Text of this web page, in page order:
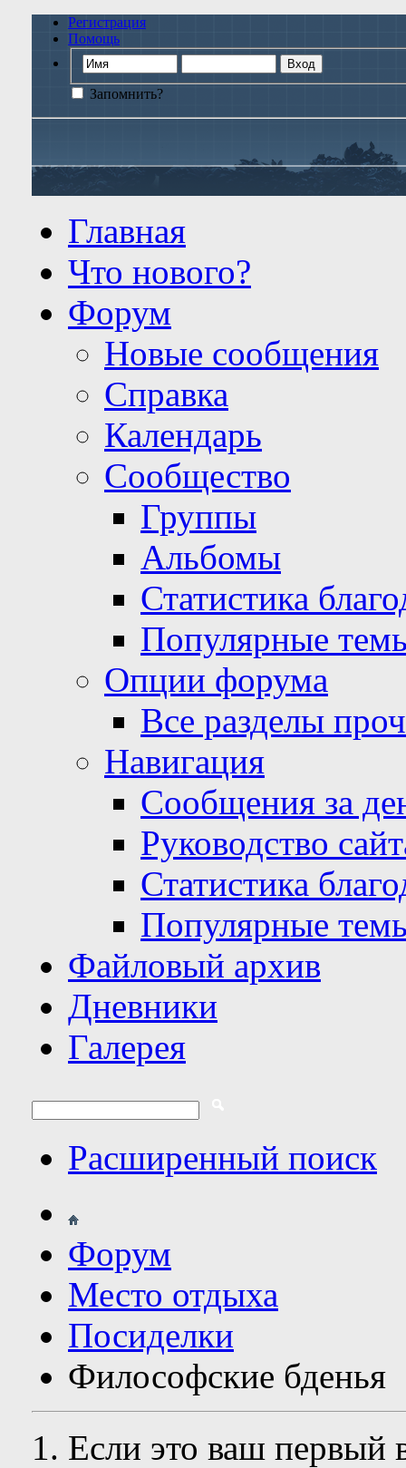
Регистрация
Помощь
Запомнить?
Главная
Что нового?
Форум
Новые сообщения
Справка
Календарь
Сообщество
Группы
Альбомы
Статистика
Популярные
Опции форума
Все разделы
Навигация
Сообщения за
Руководство
Статистика
Популярные
Файловый архив
Дневники
Галерея
Расширенный поиск
Форум
Место отдыха
Посиделки
Философские бденья
Если это ваш первый